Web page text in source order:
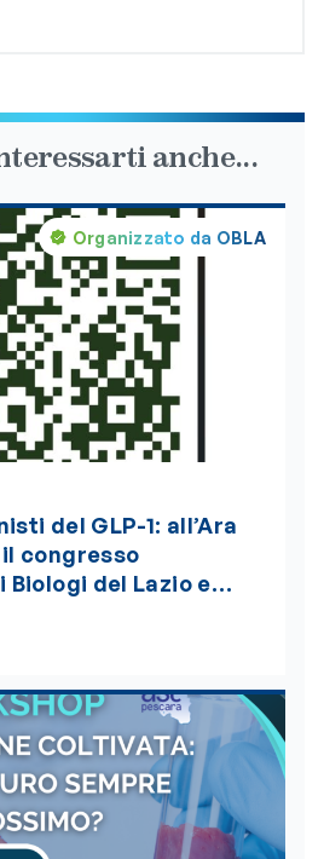
anche...
Organizzato da OBLA
del GLP-1: all’Ara
il congresso
Biologi del Lazio e